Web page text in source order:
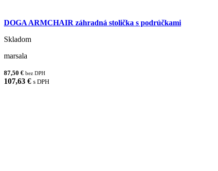
DOGA ARMCHAIR záhradná stolička s podrúčkami
Skladom
marsala
87,50 € bez DPH
107,63 € s DPH